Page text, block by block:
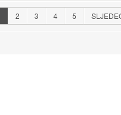
2 3 4 5